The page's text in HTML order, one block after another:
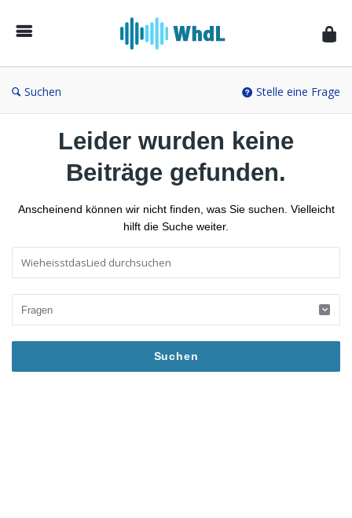
von
Suchen Stelle eine Frage
Leider wurden keine
Beiträge gefunden.
Anscheinend können wir nicht finden, was Sie suchen. Vielleicht
hilft die Suche weiter.